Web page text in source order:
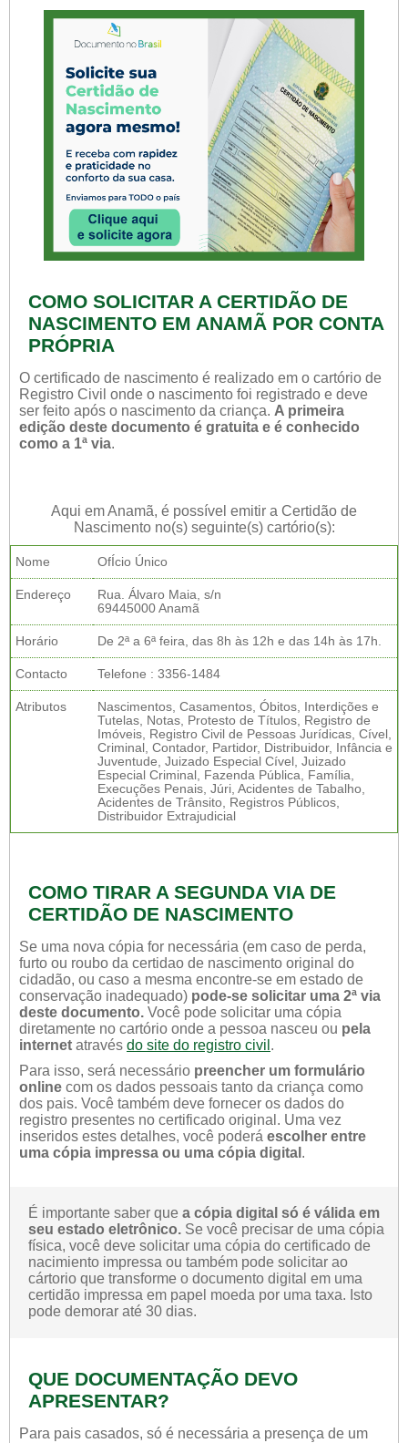
COMO SOLICITAR A CERTIDÃO DE
NASCIMENTO EM ANAMÃ POR CONTA
PRÓPRIA
O certificado de nascimento é realizado em o cartório de
Registro Civil onde o nascimento foi registrado e deve
ser feito após o nascimento da criança. A primeira
edição deste documento é gratuita e é conhecido
como a 1ª via.
Aqui em Anamã, é possível emitir a Certidão de
Nascimento no(s) seguinte(s) cartório(s):
Nome OfÍcio Único
Endereço
Rua. Álvaro Maia, s/n
69445000 Anamã
Horário De 2ª a 6ª feira, das 8h às 12h e das 14h às 17h.
Contacto Telefone : 3356-1484
Atributos
Nascimentos, Casamentos, Óbitos, Interdições e
Tutelas, Notas, Protesto de Títulos, Registro de
Imóveis, Registro Civil de Pessoas Jurídicas, Cível,
Criminal, Contador, Partidor, Distribuidor, Infância e
Juventude, Juizado Especial Cível, Juizado
Especial Criminal, Fazenda Pública, Família,
Execuções Penais, Júri, Acidentes de Tabalho,
Acidentes de Trânsito, Registros Públicos,
Distribuidor Extrajudicial
COMO TIRAR A SEGUNDA VIA DE
CERTIDÃO DE NASCIMENTO
Se uma nova cópia for necessária (em caso de perda,
furto ou roubo da certidao de nascimento original do
cidadão, ou caso a mesma encontre-se em estado de
conservação inadequado) pode-se solicitar uma 2ª via
deste documento. Você pode solicitar uma cópia
diretamente no cartório onde a pessoa nasceu ou pela
internet através do site do registro civil .
Para isso, será necessário preencher um formulário
online com os dados pessoais tanto da criança como
dos pais. Você também deve fornecer os dados do
registro presentes no certificado original. Uma vez
inseridos estes detalhes, você poderá escolher entre
uma cópia impressa ou uma cópia digital .
É importante saber que a cópia digital só é válida em
seu estado eletrônico. Se você precisar de uma cópia
física, você deve solicitar uma cópia do certificado de
nacimiento impressa ou também pode solicitar ao
cártorio que transforme o documento digital em uma
certidão impressa em papel moeda por uma taxa. Isto
pode demorar até 30 dias.
QUE DOCUMENTAÇÃO DEVO
APRESENTAR?
Para pais casados, só é necessária a presença de um